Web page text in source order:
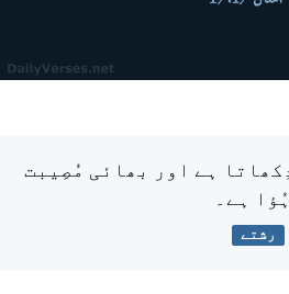
ہے اور بھائی مُصِیبت
ہے۔
رشتے